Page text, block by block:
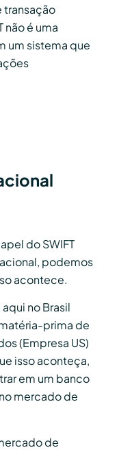
transação
não é uma
um sistema que
do SWIFT
podemos
acontece.
no Brasil
prima de
(Empresa US)
isso aconteça,
em um banco
mercado de
de